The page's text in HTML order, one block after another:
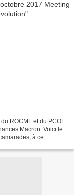
ROCML et du PCOF
Macron. Voici le
à ce